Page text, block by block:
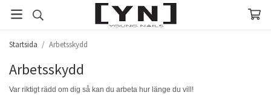
Startsida / Arbetsskydd
Arbetsskydd
Var riktigt rädd om dig så kan du arbeta hur länge du vill!